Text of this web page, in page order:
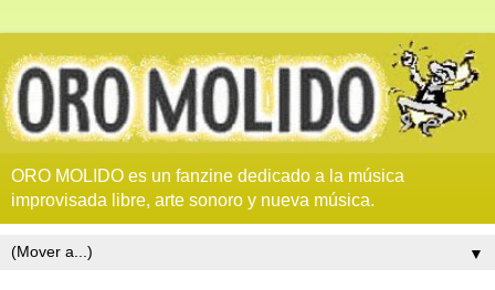
ORO MOLIDO es un fanzine dedicado a la música
improvisada libre, arte sonoro y nueva música.
▼